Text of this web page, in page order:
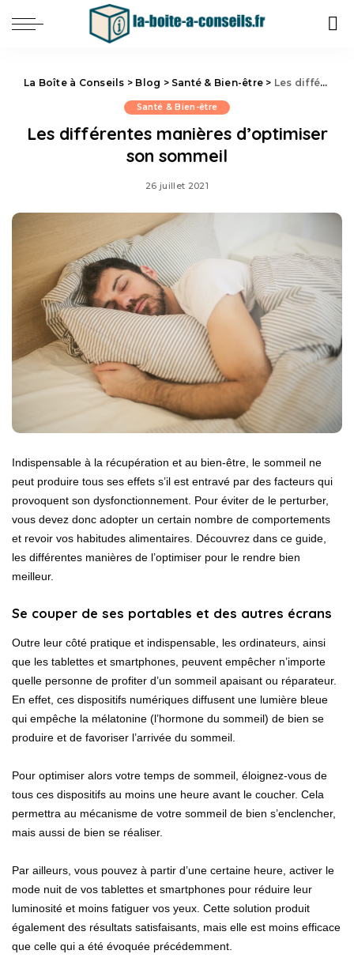
La Boîte à Conseils > Blog > Santé & Bien-être > Les différentes manières d’optimiser son sommeil
Santé & Bien-être
Les différentes manières d’optimiser
son sommeil
26 juillet 2021
Indispensable à la récupération et au bien-être, le sommeil ne
peut produire tous ses effets s’il est entravé par des facteurs qui
provoquent son dysfonctionnement. Pour éviter de le perturber,
vous devez donc adopter un certain nombre de comportements
et revoir vos habitudes alimentaires. Découvrez dans ce guide,
les différentes manières de l’optimiser pour le rendre bien
meilleur.
Se couper de ses portables et des autres écrans
Outre leur côté pratique et indispensable, les ordinateurs, ainsi
que les tablettes et smartphones, peuvent empêcher n’importe
quelle personne de profiter d’un sommeil apaisant ou réparateur.
En effet, ces dispositifs numériques diffusent une lumière bleue
qui empêche la mélatonine (l’hormone du sommeil) de bien se
produire et de favoriser l’arrivée du sommeil.
Pour optimiser alors votre temps de sommeil, éloignez-vous de
tous ces dispositifs au moins une heure avant le coucher. Cela
permettra au mécanisme de votre sommeil de bien s’enclencher,
mais aussi de bien se réaliser.
Par ailleurs, vous pouvez à partir d’une certaine heure, activer le
mode nuit de vos tablettes et smartphones pour réduire leur
luminosité et moins fatiguer vos yeux. Cette solution produit
également des résultats satisfaisants, mais elle est moins efficace
que celle qui a été évoquée précédemment.